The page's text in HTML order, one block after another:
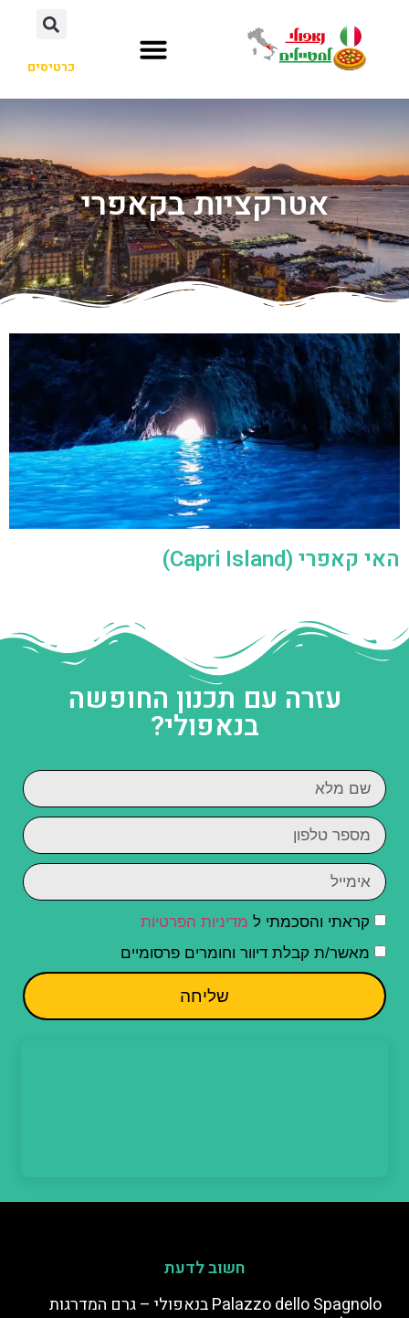
כרטיסים
אטרקציות בקאפרי
האי קאפרי (Capri Island)
עזרה עם תכנון החופשה
בנאפולי?
קראתי והסכמתי ל מדיניות הפרטיות
מאשר/ת קבלת דיוור וחומרים פרסומיים
שליחה
חשוב לדעת
Palazzo dello Spagnolo בנאפולי – גרם המדרגות